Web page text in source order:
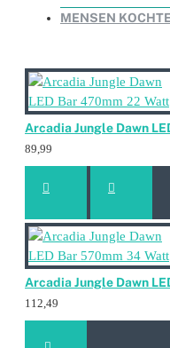
MENSEN
89,99
112,49